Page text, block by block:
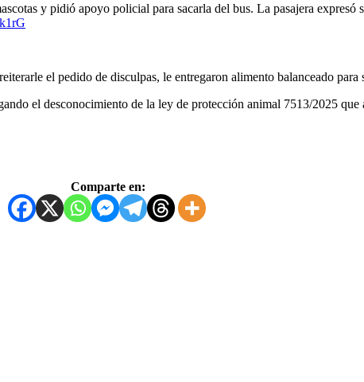
el pedido de disculpas, le entregaron alimento balanceado
el desconocimiento de la ley de protección animal 7513/2025
Comparte en: